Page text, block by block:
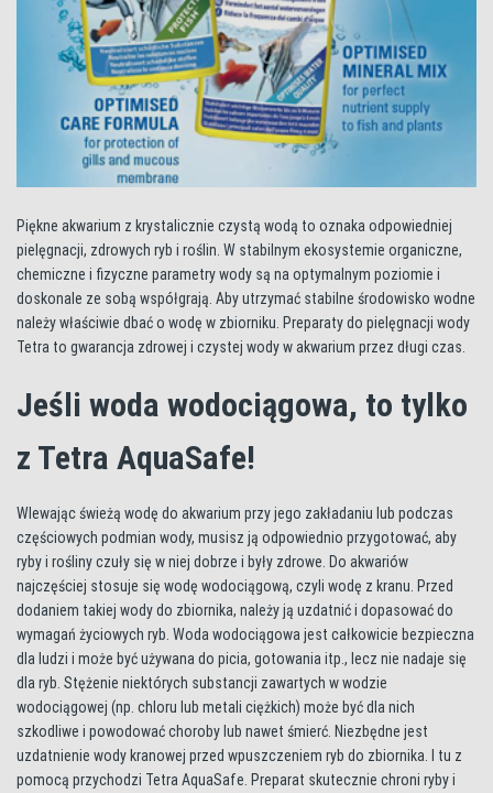
Piękne akwarium z krystalicznie czystą wodą to oznaka odpowiedniej
pielęgnacji, zdrowych ryb i roślin. W stabilnym ekosystemie organiczne,
chemiczne i fizyczne parametry wody są na optymalnym poziomie i
doskonale ze sobą współgrają. Aby utrzymać stabilne środowisko wodne
należy właściwie dbać o wodę w zbiorniku. Preparaty do pielęgnacji wody
Tetra to gwarancja zdrowej i czystej wody w akwarium przez długi czas.
Jeśli woda wodociągowa, to tylko
z Tetra AquaSafe!
Wlewając świeżą wodę do akwarium przy jego zakładaniu lub podczas
częściowych podmian wody, musisz ją odpowiednio przygotować, aby
ryby i rośliny czuły się w niej dobrze i były zdrowe. Do akwariów
najczęściej stosuje się wodę wodociągową, czyli wodę z kranu. Przed
dodaniem takiej wody do zbiornika, należy ją uzdatnić i dopasować do
wymagań życiowych ryb. Woda wodociągowa jest całkowicie bezpieczna
dla ludzi i może być używana do picia, gotowania itp., lecz nie nadaje się
dla ryb. Stężenie niektórych substancji zawartych w wodzie
wodociągowej (np. chloru lub metali ciężkich) może być dla nich
szkodliwe i powodować choroby lub nawet śmierć. Niezbędne jest
uzdatnienie wody kranowej przed wpuszczeniem ryb do zbiornika. I tu z
pomocą przychodzi Tetra AquaSafe. Preparat skutecznie chroni ryby i